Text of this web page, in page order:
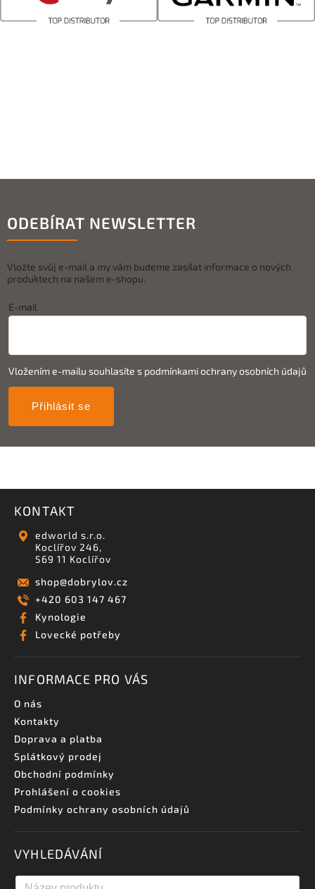
ODEBÍRAT NEWSLETTER
Vložte svůj e-mail a my vám budeme zasílat informace o nových
produktech na našem e-shopu.
E-mail
Vložením e-mailu souhlasíte s podmínkami ochrany osobních údajů
Přihlásit se
KONTAKT
edworld s.r.o.
Koclířov 246,
569 11 Koclířov
shop@dobrylov.cz
+420 603 147 467
Kynologie
Lovecké potřeby
INFORMACE PRO VÁS
O nás
Kontakty
Doprava a platba
Splátkový prodej
Obchodní podmínky
Prohlášení o cookies
Podmínky ochrany osobních údajů
VYHLEDÁVÁNÍ